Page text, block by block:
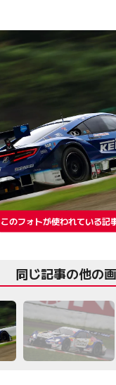
このフォトが使われている記
同じ記事の他の